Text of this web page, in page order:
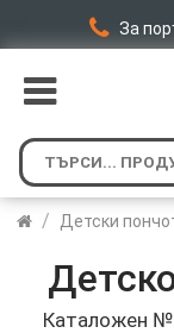
За
/ Детски
Каталожен №